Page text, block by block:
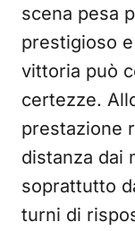
scena pesa
prestigioso
vittoria può
certezze.
prestazione
distanza dai
soprattutto
turni di